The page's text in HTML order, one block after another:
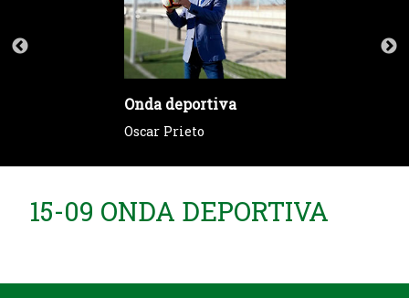
Onda deportiva
Oscar Prieto
15-09 ONDA DEPORTIVA